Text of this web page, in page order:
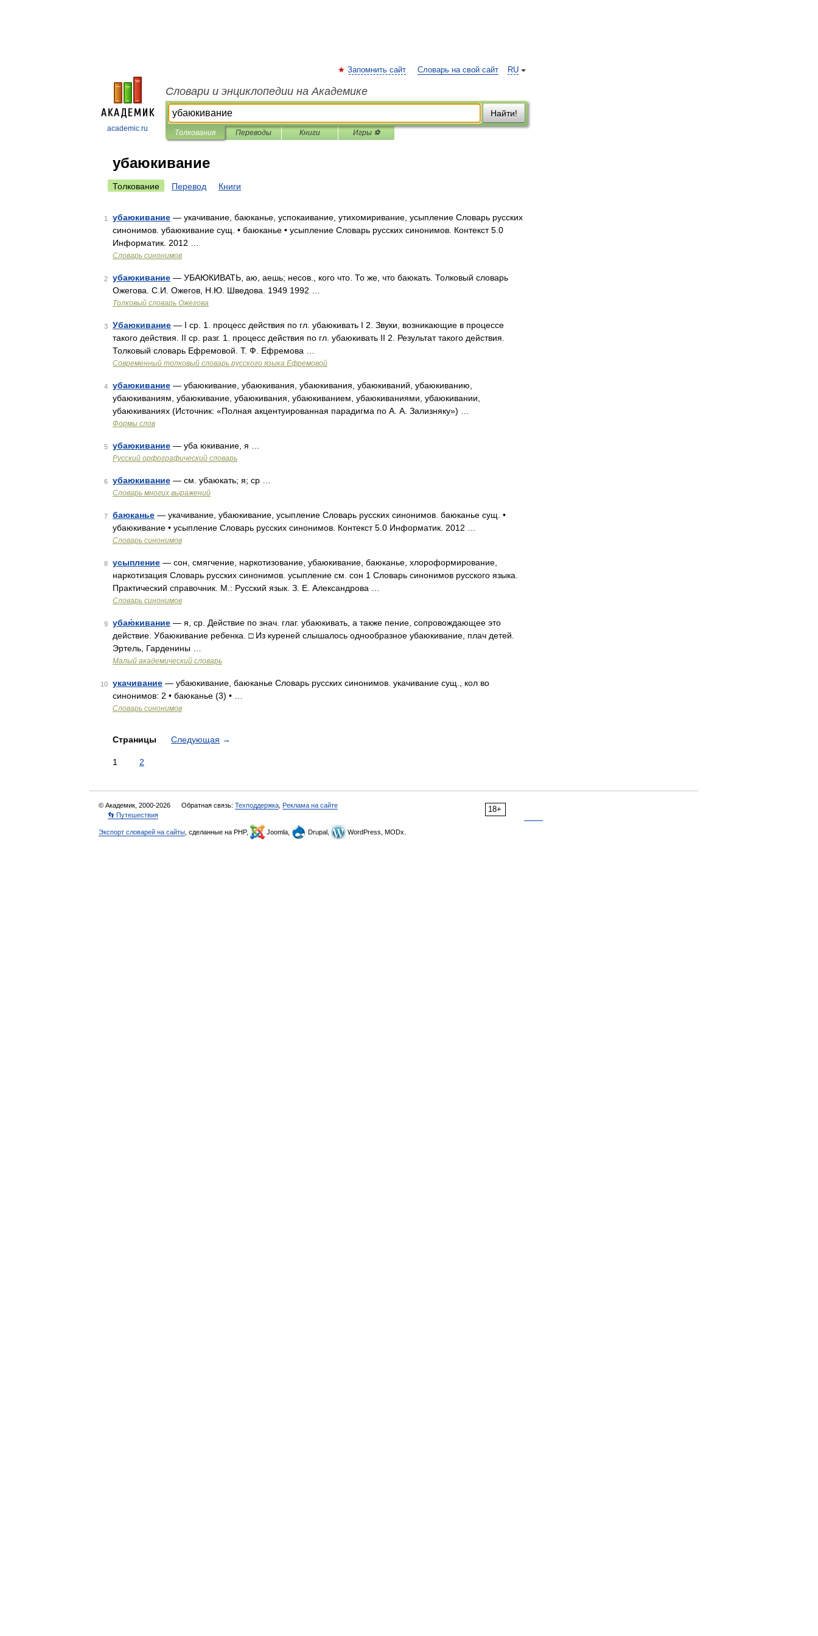
academic.ru
RU
Запомнить сайт Словарь на свой сайт
Словари и энциклопедии на Академике
Найти!
Толкования Переводы Книги Игры ⚽
убаюкивание
Толкование Перевод Книги
1 убаюкивание — укачивание, баюканье, успокаивание, утихомиривание, усыпление Словарь русских
синонимов. убаюкивание сущ. • баюканье • усыпление Словарь русских синонимов. Контекст 5.0
Информатик. 2012 …
Словарь синонимов
2 убаюкивание — УБАЮКИВАТЬ, аю, аешь; несов., кого что. То же, что баюкать. Толковый словарь
Ожегова. С.И. Ожегов, Н.Ю. Шведова. 1949 1992 …
Толковый словарь Ожегова
3 Убаюкивание — I ср. 1. процесс действия по гл. убаюкивать I 2. Звуки, возникающие в процессе
такого действия. II ср. разг. 1. процесс действия по гл. убаюкивать II 2. Результат такого действия.
Толковый словарь Ефремовой. Т. Ф. Ефремова …
Современный толковый словарь русского языка Ефремовой
4 убаюкивание — убаюкивание, убаюкивания, убаюкивания, убаюкиваний, убаюкиванию,
убаюкиваниям, убаюкивание, убаюкивания, убаюкиванием, убаюкиваниями, убаюкивании,
убаюкиваниях (Источник: «Полная акцентуированная парадигма по А. А. Зализняку») …
Формы слов
5 убаюкивание — уба юкивание, я …
Русский орфографический словарь
6 убаюкивание — см. убаюкать; я; ср …
Словарь многих выражений
7 баюканье — укачивание, убаюкивание, усыпление Словарь русских синонимов. баюканье сущ. •
убаюкивание • усыпление Словарь русских синонимов. Контекст 5.0 Информатик. 2012 …
Словарь синонимов
8 усыпление — сон, смягчение, наркотизование, убаюкивание, баюканье, хлороформирование,
наркотизация Словарь русских синонимов. усыпление см. сон 1 Словарь синонимов русского языка.
Практический справочник. М.: Русский язык. З. Е. Александрова …
Словарь синонимов
9 убаю́кивание — я, ср. Действие по знач. глаг. убаюкивать, а также пение, сопровождающее это
действие. Убаюкивание ребенка. □ Из куреней слышалось однообразное убаюкивание, плач детей.
Эртель, Гарденины …
Малый академический словарь
10 укачивание — убаюкивание, баюканье Словарь русских синонимов. укачивание сущ., кол во
синонимов: 2 • баюканье (3) • …
Словарь синонимов
Страницы Следующая →
1 2
18+
© Академик, 2000-2026 Обратная связь: Техподдержка Реклама на сайте
👣 Путешествия
Экспорт словарей на сайты , сделанные на PHP, Joomla, Drupal, WordPress, MODx.